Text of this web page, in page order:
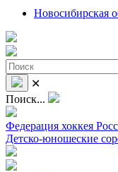
Новосибирская
✕
Поиск...
Федерация хоккея
Детско-юношеские